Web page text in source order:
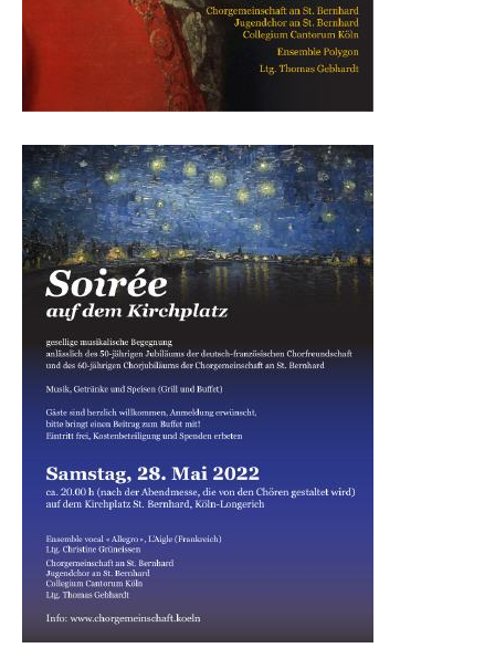
2014
2016
2017
2018
2019
2020
2021